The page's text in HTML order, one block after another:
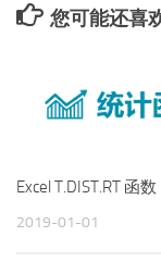
您可能还喜
Excel T.DIST.RT 函数
2019-01-01